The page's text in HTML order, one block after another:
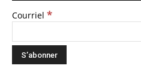
Courriel *